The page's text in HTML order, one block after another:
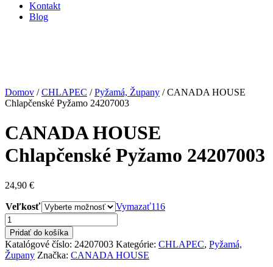
Kontakt
Blog
Domov /CHLAPEC /Pyžamá, Župany / CANADA HOUSE
Chlapčenské Pyžamo 24207003
CANADA HOUSE
Chlapčenské Pyžamo 24207003
24,90 €
Veľkosť Vymazať116
množstvo
CANADA
HOUSE
Chlapčenské
Pyžamo
Pridať do košíka
Katalógové číslo: 24207003 Kategórie: CHLAPEC, Pyžamá,
Župany Značka: CANADA HOUSE